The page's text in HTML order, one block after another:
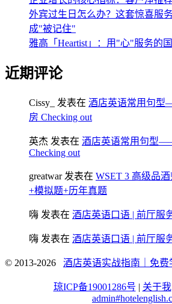
外宾过生日怎么办？这套惊喜服
成"被记住"
雅高「Heartist」：用"心"服务的
近期评论
Cissy_ 发表在 酒店英语常用句
房 Checking out
英杰 发表在 酒店英语常用句型
Checking out
greatwar发表在 WSET 3 高级品
+模拟题+历年真题
嗨 发表在 酒店英语口语 | 前厅服
嗨 发表在 酒店英语口语 | 前厅服
© 2013-2026 酒店英语实战指南｜免
琼ICP备19001286号 | 关于我